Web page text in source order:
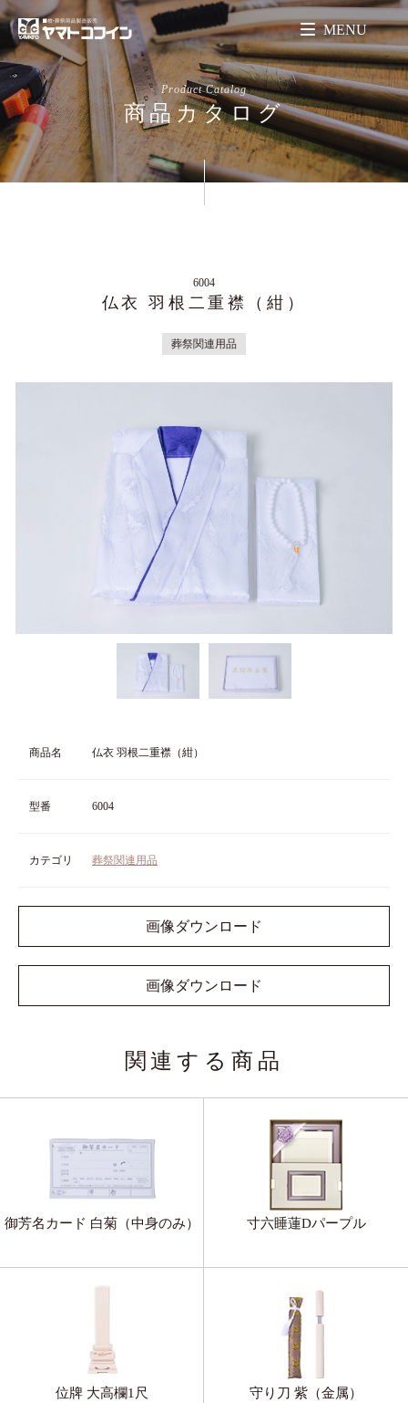
MENU
Product Catalog
商品カタログ
6004
仏衣 羽根二重襟（紺）
葬祭関連用品
商品名 仏衣 羽根二重襟（紺）
型番 6004
カテゴリ 葬祭関連用品
画像ダウンロード
画像ダウンロード
関連する商品
御芳名カード 白菊（中身のみ） 寸六睡蓮Dパープル
位牌 大高欄1尺 守り刀 紫（金属）